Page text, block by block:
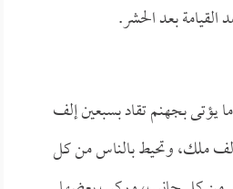
بعد الحشر.
يؤتى بجهنم تقاد بسبعين إلف
ملك، وتحيط بالناس من كل